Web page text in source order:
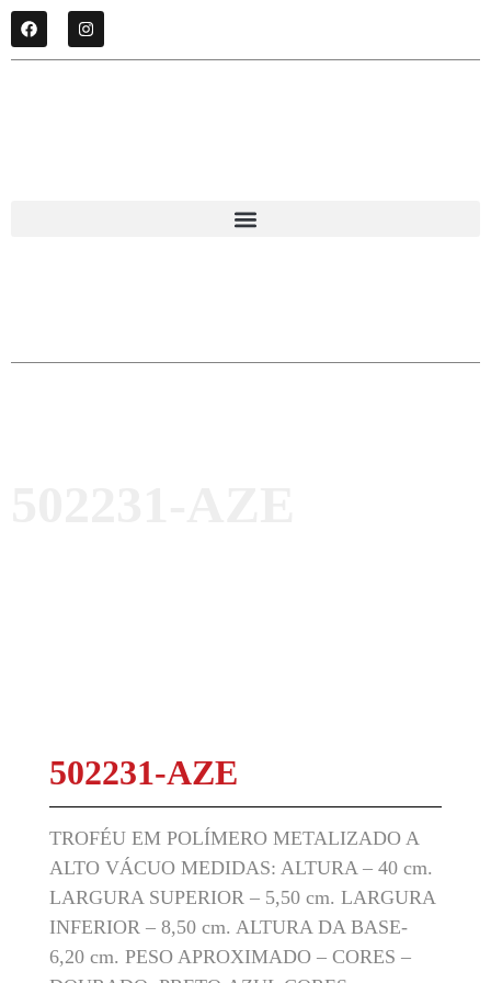
502231-AZE
TROFÉU EM POLÍMERO METALIZADO A
ALTO VÁCUO MEDIDAS: ALTURA – 40 cm.
LARGURA SUPERIOR – 5,50 cm. LARGURA
INFERIOR – 8,50 cm. ALTURA DA BASE-
6,20 cm. PESO APROXIMADO – CORES –